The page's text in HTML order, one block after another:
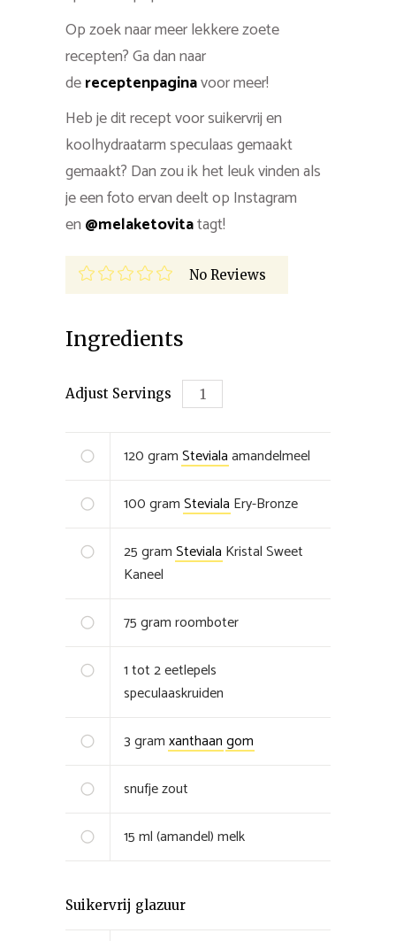
Op zoek naar meer lekkere zoete
recepten? Ga dan naar
dereceptenpaginavoor meer!
Heb je dit recept voor suikervrij en
koolhydraatarm speculaas gemaakt
gemaakt? Dan zou ik het leuk vinden als
je een foto ervan deelt op Instagram
en @melaketovitatagt!
No Reviews
Ingredients
Adjust Servings
120gramStevialaamandelmeel
100gramSteviala Ery-Bronze
25gramSteviala Kristal Sweet
Kaneel
75gramroomboter
1 tot 2eetlepels
speculaaskruiden
3gramxanthaangom
snufjezout
15ml(amandel) melk
Suikervrij glazuur